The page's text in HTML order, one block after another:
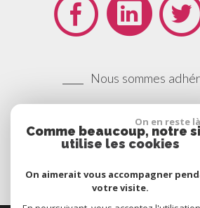
Nous sommes
On en reste là
Comme beaucoup, notre
utilise les cookies
On aimerait vous accompagner
votre visite.